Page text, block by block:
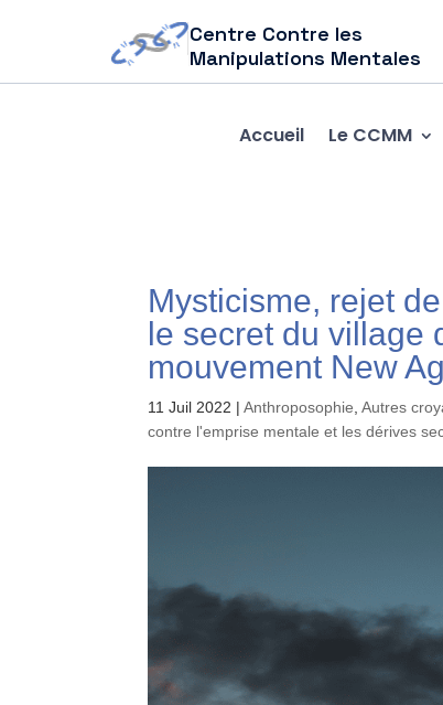
Centre Contre les
Manipulations Mentales
Accueil Le CCMM
Mysticisme, rejet
le secret du village
mouvement New
11 Juil 2022 |Anthroposophie ,Autres
contre l'emprise mentale et les dérives